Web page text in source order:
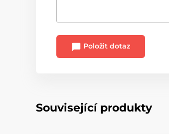
Položit dotaz
Související produkty